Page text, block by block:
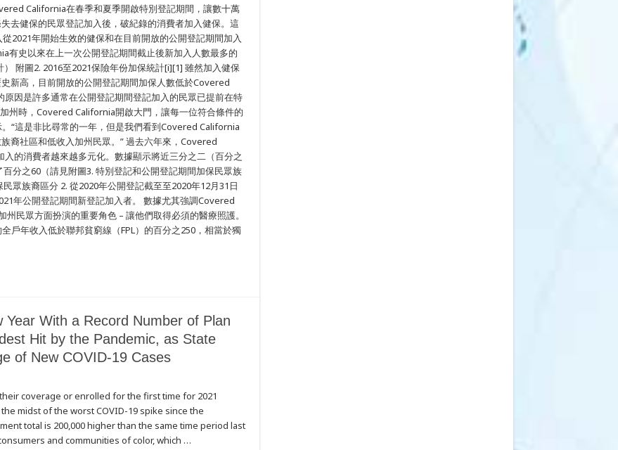
California在春季和夏季開啟特別登記期間，讓數十萬
去健保的民眾登記加入後，破紀錄的消費者加入健保。這
2021年開始生效的健保和在目前開放的公開登記期間加入
有史以來在上一次公開登記期間截止後新加入人數最多的
附圖2. 2016至2021保險年份加保統計[i][1] 雖然加入健保
新高，目前開放的公開登記期間加保人數低於Covered
因是許多通常在公開登記期間登記加入的民眾已提前在特
州時，Covered California開啟大門，讓每一位符合條件的
“這是非比尋常的一年，但是我們看到Covered California
裔社區和低收入加州民眾。” 過去六年來，Covered
的消費者越來越多元化。數據顯示將近三分之二（百分之
分之60（請見附圖3. 特別登記和公開登記期間加保民眾族
眾族裔區分 2. 從2020年公開登記截至至2020年12月31日
年公開登記期間新登記加入者。 數據尤其強調Covered
民眾方面扮演的重要角色 – 讓他們取得必須的醫療照護。
戶年收入低於聯邦貧窮線（FPL）的百分之250，相當於獨
Year With a Record Number of Plan
Hit by the Pandemic, as State
of New COVID-19 Cases
coverage or enrolled for the first time for 2021
midst of the worst COVID-19 spike since the
total is 200,000 higher than the same time period last
and communities of color, which …